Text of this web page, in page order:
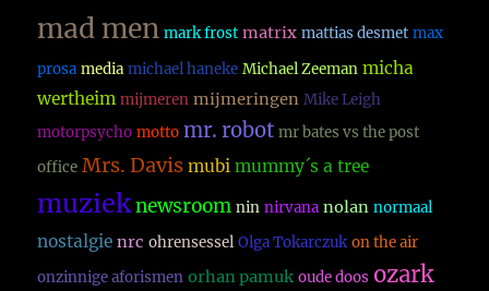
mad men mark frost matrix mattias desmet max
prosa media michael haneke Michael Zeeman micha
wertheim mijmeren mijmeringen Mike Leigh
motorpsycho motto mr. robot mr bates vs the post
office Mrs. Davis mubi mummy´s a tree
muzieknewsroom nin nirvana nolan normaal
nostalgie nrc ohrensessel Olga Tokarczuk on the air
onzinnige aforismen orhan pamuk oude doos ozark